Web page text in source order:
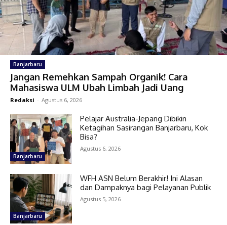
Banjarbaru
Jangan Remehkan Sampah Organik! Cara
Mahasiswa ULM Ubah Limbah Jadi Uang
Redaksi - Agustus 6, 2026
Banjarbaru
Pelajar Australia-Jepang Dibikin
Ketagihan Sasirangan Banjarbaru, Kok
Bisa?
Agustus 6, 2026
Banjarbaru
WFH ASN Belum Berakhir! Ini Alasan
dan Dampaknya bagi Pelayanan Publik
Agustus 5, 2026